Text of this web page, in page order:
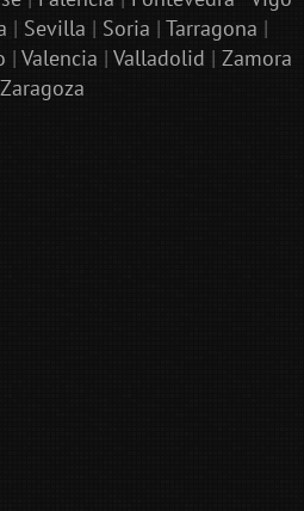
| Sevilla | Soria | Tarragona |
| Valencia | Valladolid | Zamora
Zaragoza